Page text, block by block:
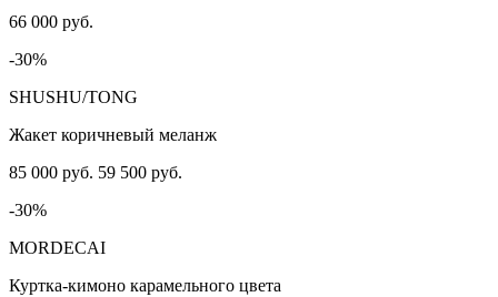
66 000 руб.
-30%
SHUSHU/TONG
Жакет коричневый меланж
85 000 руб. 59 500 руб.
-30%
MORDECAI
Куртка-кимоно карамельного цвета